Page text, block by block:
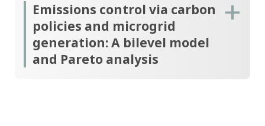
Emissions control via carbon
policies and microgrid
generation: A bilevel model
and Pareto analysis